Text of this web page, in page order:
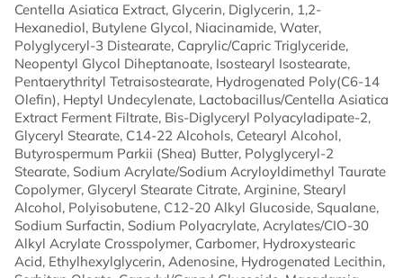
Centella Asiatica Extract, Glycerin, Diglycerin, 1,2-
Hexanediol, Butylene Glycol, Niacinamide, Water,
Polyglyceryl-3 Distearate, Caprylic/Capric Triglyceride,
Neopentyl Glycol Diheptanoate, Isostearyl Isostearate,
Pentaerythrityl Tetraisostearate, Hydrogenated Poly(C6-14
Olefin), Heptyl Undecylenate, Lactobacillus/Centella Asiatica
Extract Ferment Filtrate, Bis-Diglyceryl Polyacyladipate-2,
Glyceryl Stearate, C14-22 Alcohols, Cetearyl Alcohol,
Butyrospermum Parkii (Shea) Butter, Polyglyceryl-2
Stearate, Sodium Acrylate/Sodium Acryloyldimethyl Taurate
Copolymer, Glyceryl Stearate Citrate, Arginine, Stearyl
Alcohol, Polyisobutene, C12-20 Alkyl Glucoside, Squalane,
Sodium Surfactin, Sodium Polyacrylate, Acrylates/CIO-30
Alkyl Acrylate Crosspolymer, Carbomer, Hydroxystearic
Acid, Ethylhexylglycerin, Adenosine, Hydrogenated Lecithin,